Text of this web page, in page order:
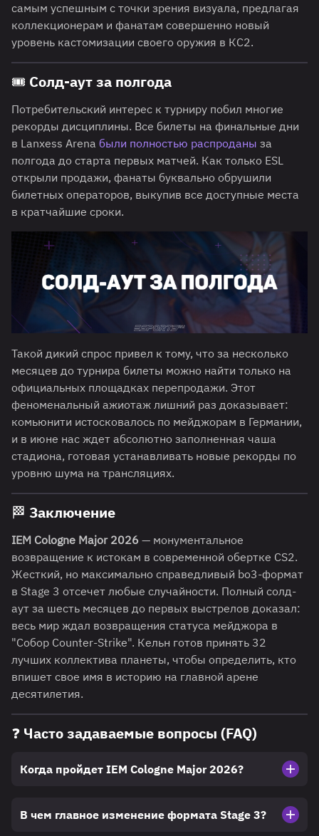
самым успешным с точки зрения визуала, предлагая
коллекционерам и фанатам совершенно новый
уровень кастомизации своего оружия в КС2.
🎟️ Солд-аут за полгода
Потребительский интерес к турниру побил многие
рекорды дисциплины. Все билеты на финальные дни
в Lanxess Arena были полностью распроданы за
полгода до старта первых матчей. Как только ESL
открыли продажи, фанаты буквально обрушили
билетных операторов, выкупив все доступные места
в кратчайшие сроки.
Такой дикий спрос привел к тому, что за несколько
месяцев до турнира билеты можно найти только на
официальных площадках перепродажи. Этот
феноменальный ажиотаж лишний раз доказывает:
комьюнити истосковалось по мейджорам в Германии,
и в июне нас ждет абсолютно заполненная чаша
стадиона, готовая устанавливать новые рекорды по
уровню шума на трансляциях.
🏁 Заключение
IEM Cologne Major 2026 — монументальное
возвращение к истокам в современной обертке CS2.
Жесткий, но максимально справедливый bo3-формат
в Stage 3 отсечет любые случайности. Полный солд-
аут за шесть месяцев до первых выстрелов доказал:
весь мир ждал возвращения статуса мейджора в
"Собор Counter-Strike". Кельн готов принять 32
лучших коллектива планеты, чтобы определить, кто
впишет свое имя в историю на главной арене
десятилетия.
❓ Часто задаваемые вопросы (FAQ)
Когда пройдет IEM Cologne Major 2026?
В чем главное изменение формата Stage 3?